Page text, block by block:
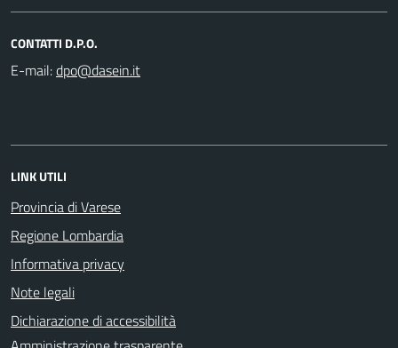
CONTATTI D.P.O.
E-mail:
LINK UTILI
Provincia di Varese
Regione Lombardia
Informativa privacy
Note legali
Dichiarazione di accessibilità